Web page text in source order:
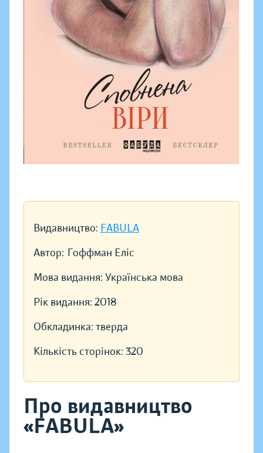
Видавництво: FABULA
Автор: Гоффман Еліс
Мова видання: Українська мова
Рік видання: 2018
Обкладинка: тверда
Кількість сторінок: 320
Про видавництво
«FABULA»